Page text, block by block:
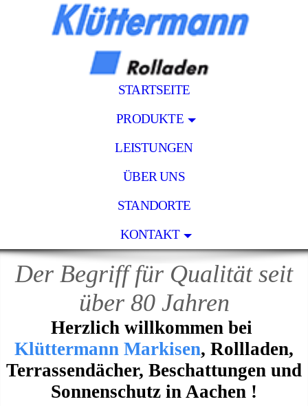
STARTSEITE
PRODUKTE
LEISTUNGEN
ÜBER UNS
STANDORTE
KONTAKT
Der Begriff für Qualität seit
über 80 Jahren
Herzlich willkommen bei
Klüttermann Markisen, Rollladen,
Terrassendächer, Beschattungen und
Sonnenschutz in Aachen !